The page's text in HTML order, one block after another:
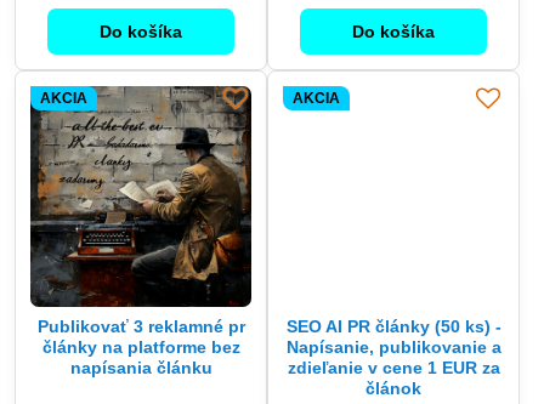
Do košíka Do košíka
AKCIA
Publikovať 3 reklamné pr
články na platforme bez
napísania článku
AKCIA
SEO AI PR články (50 ks) -
Napísanie, publikovanie a
zdieľanie v cene 1 EUR za
článok